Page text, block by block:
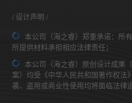
设计声明
本公司（海之睿）郑重承诺：所
所提供材料承担相应法律责任；
本公司（海之睿）原创设计成果
案）均受《中华人民共和国著作权法
袭、盗用或商业性使用均将面临法律追